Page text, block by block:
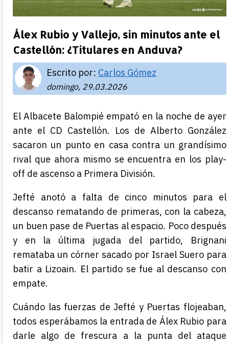
Álex Rubio y Vallejo, sin minutos ante el
Castellón: ¿Titulares en Anduva?
Escrito por: Carlos Gómez
domingo, 29.03.2026
El Albacete Balompié empató en la noche de ayer
ante el CD Castellón. Los de Alberto González
sacaron un punto en casa contra un grandísimo
rival que ahora mismo se encuentra en los play-
off de ascenso a Primera División.
Jefté anotó a falta de cinco minutos para el
descanso rematando de primeras, con la cabeza,
un buen pase de Puertas al espacio. Poco después
y en la última jugada del partido, Brignani
remataba un córner sacado por Israel Suero para
batir a Lizoain. El partido se fue al descanso con
empate.
Cuándo las fuerzas de Jefté y Puertas flojeaban,
todos esperábamos la entrada de Álex Rubio para
darle algo de frescura a la punta del ataque